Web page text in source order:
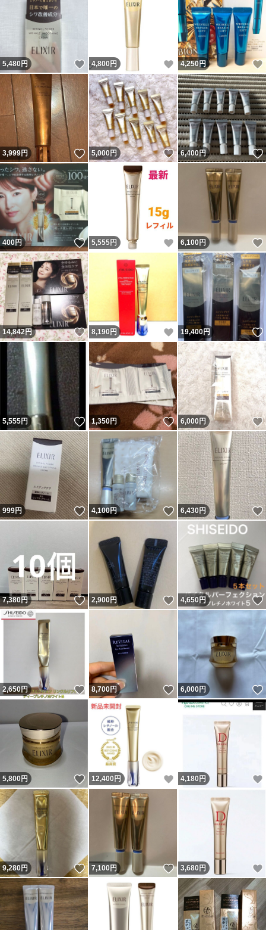
5,480円 いいね！
4,800 円 いいね！
4,250円
3,999円 いいね！
5,000円 いいね！
6,400円
400円 いいね！
5,555円 いいね！
6,100円
14,842円 いいね！
8,190 円 いいね！
19,400円
5,555円 いいね！
1,350円 いいね！
6,000円
999円 いいね！
4,100円 いいね！
6,430円
7,380円 いいね！
2,900円 いいね！
4,650円
2,650円 いいね！
8,700円 いいね！
6,000円
5,800円 いいね！
12,400 円 いいね！
4,180 円
9,280円 いいね！
7,100円 いいね！
3,680 円